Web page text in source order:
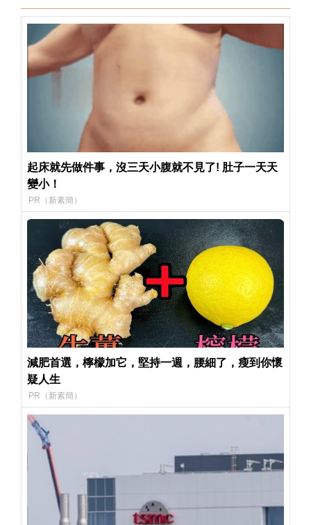
起床就先做件事，沒三天小腹就不見了! 肚子一天天
變小！
PR（新素簡）
減肥首選，檸檬加它，堅持一週，腰細了，瘦到你懷
疑人生
PR（新素簡）